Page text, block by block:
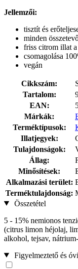
Jellemzői:
tisztít és
minden
friss citrom illat
csomagolása
vegán
Cikkszám:
Tartalom:
EAN:
Márkák:
Terméktípusok:
Illatjegyek:
Tulajdonságok:
Állag:
Minősítések:
Alkalmazási terület:
Terméktulajdonság:
Összetétel
5 - 15% nemionos
(citrus limon héjolaj,
alkohol, tejsav,
Figyelmeztető és